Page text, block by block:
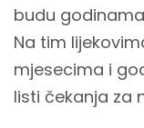
budu
Na tim
mjesecima i
listi čekanja za